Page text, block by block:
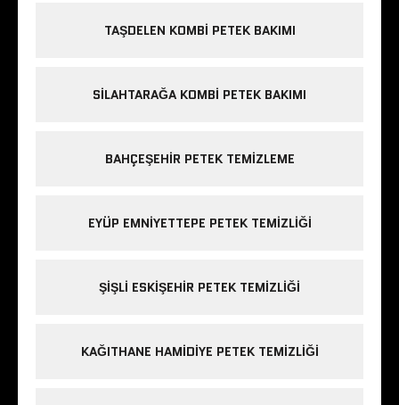
TAŞDELEN KOMBI PETEK BAKIMI
SILAHTARAĞA KOMBI PETEK BAKIMI
BAHÇEŞEHIR PETEK TEMIZLEME
EYÜP EMNIYETTEPE PETEK TEMIZLIĞI
ŞIŞLI ESKIŞEHIR PETEK TEMIZLIĞI
KAĞITHANE HAMIDIYE PETEK TEMIZLIĞI